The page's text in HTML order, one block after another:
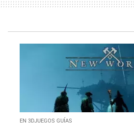
EN 3DJUEGOS GUÍAS